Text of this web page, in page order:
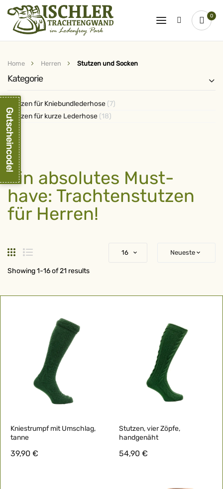
0
Home Herren Stutzen und Socken
Kategorie
Stutzen für Kniebundlederhose 7Artikel
Stutzen für kurze Lederhose 18Artikel
Ein absolutes Must-
have: Trachtenstutzen
für Herren!
Raster
Showing1-16of21 results
Kniestrumpf mit Umschlag,
tanne
39,90 €
Stutzen, vier Zöpfe,
handgenäht
54,90 €
Gutscheincode!